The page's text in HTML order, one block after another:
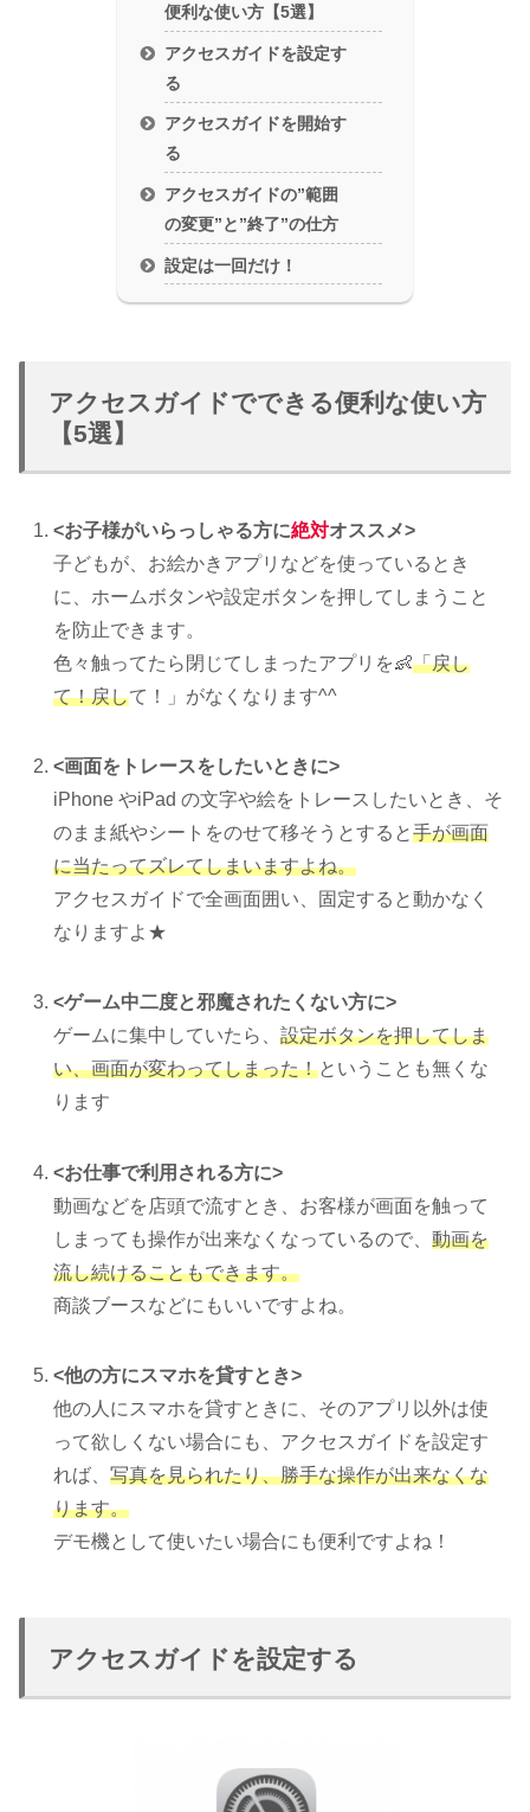
便利な使い方【5選】
アクセスガイドを設定す
る
アクセスガイドを開始す
る
アクセスガイドの”範囲
の変更”と”終了”の仕方
設定は一回だけ！
アクセスガイドでできる便利な使い方
【5選】
<お子様がいらっしゃる方に絶対オススメ>
子どもが、お絵かきアプリなどを使っているとき
に、ホームボタンや設定ボタンを押してしまうこと
を防止できます。
色々触ってたら閉じてしまったアプリを👶「戻し
て！戻して！」がなくなります^^
<画面をトレースをしたいときに>
iPhone やiPad の文字や絵をトレースしたいとき、そ
のまま紙やシートをのせて移そうとすると手が画面
に当たってズレてしまいますよね。
アクセスガイドで全画面囲い、固定すると動かなく
なりますよ★
<ゲーム中二度と邪魔されたくない方に>
ゲームに集中していたら、設定ボタンを押してしま
い、画面が変わってしまった！ということも無くな
ります
<お仕事で利用される方に>
動画などを店頭で流すとき、お客様が画面を触って
しまっても操作が出来なくなっているので、動画を
流し続けることもできます。
商談ブースなどにもいいですよね。
<他の方にスマホを貸すとき>
他の人にスマホを貸すときに、そのアプリ以外は使
って欲しくない場合にも、アクセスガイドを設定す
れば、写真を見られたり、勝手な操作が出来なくな
ります。
デモ機として使いたい場合にも便利ですよね！
アクセスガイドを設定する